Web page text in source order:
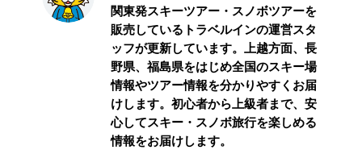
関東発スキーツアー・スノボツアーを
販売しているトラベルインの運営スタ
ッフが更新しています。上越方面、長
野県、福島県をはじめ全国のスキー場
情報やツアー情報を分かりやすくお届
けします。初心者から上級者まで、安
心してスキー・スノボ旅行を楽しめる
情報をお届けします。